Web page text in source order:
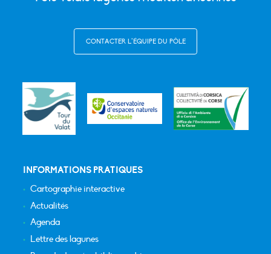
CONTACTER L’ÉQUIPE DU PÔLE
INFORMATIONS PRATIQUES
Cartographie interactive
Actualités
Agenda
Lettre des lagunes